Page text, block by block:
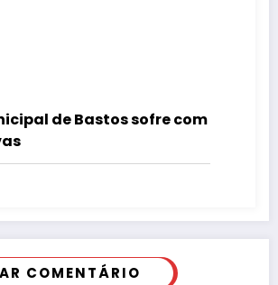
de Bastos sofre com
COMENTÁRIO